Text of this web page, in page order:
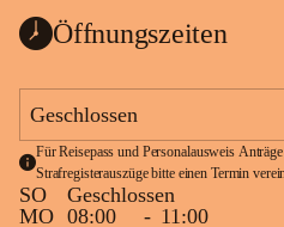
Öffnungszeiten
Geschlossen
Für Reisepass und Personalausweis
Strafregisterauszüge bitte einen Termin
SO
Geschlossen
MO 08:00 - 11:00